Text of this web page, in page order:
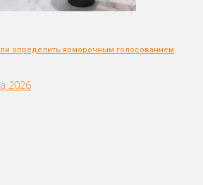
определить ярморочным голосованием
2026